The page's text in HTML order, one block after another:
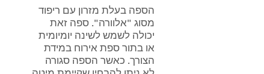
הספה בעלת מזרון עם ריפוד
מסוג "אלוורה". ספה זאת
יכולה לשמש לשינה יומיומית
או בתור ספת אירוח במידת
הצורך. כאשר הספה סגורה